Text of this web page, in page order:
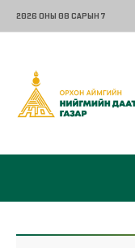
2026 ОНЫ 08 САРЫН 7